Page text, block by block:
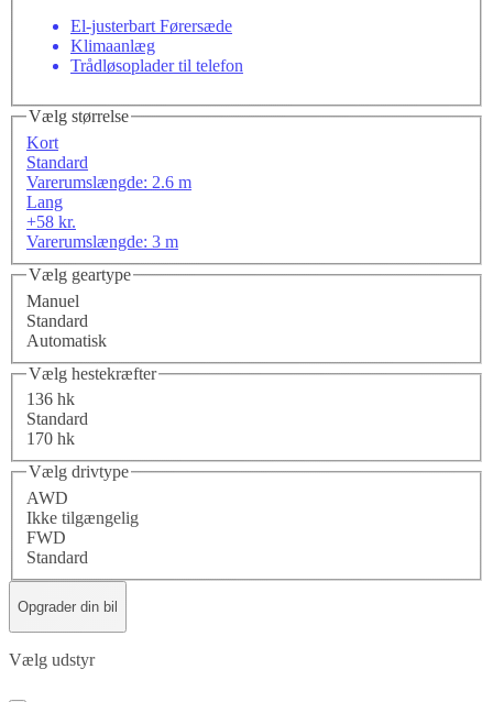
El-justerbart Førersæde
Klimaanlæg
Trådløsoplader til telefon
Vælg størrelse
Kort
Standard
Varerumslængde: 2.6 m
Lang
+58 kr.
Varerumslængde: 3 m
Vælg geartype
Manuel
Standard
Automatisk
Vælg hestekræfter
136 hk
Standard
170 hk
Vælg drivtype
AWD
Ikke tilgængelig
FWD
Standard
Opgrader din bil
Vælg udstyr